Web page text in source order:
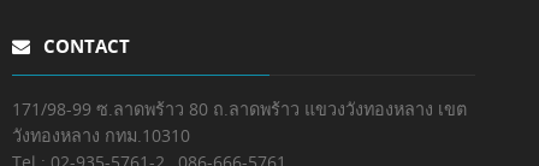
CONTACT
171/98-99 ซ.ลาดพร้าว 80 ถ.ลาดพร้าว แขวงวังทองหลาง เขต
วังทองหลาง กทม.10310